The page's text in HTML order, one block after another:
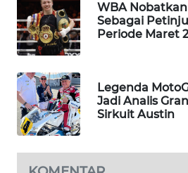
WBA
Sebagai
Periode Maret
Legenda
Jadi Analis
Sirkuit Austin
WAHANA
KONSUMEN
WAHANA
LISTRIK
WAHANA